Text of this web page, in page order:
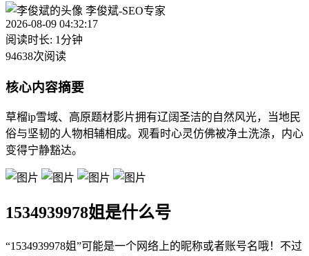
李俊斌-SEO专家
2026-08-09 04:32:17
阅读时长: 1分钟
94638次阅读
核心内容摘要
草榴ip雪域、高原题材影片拥有辽阔圣洁的自然风光，当地民
俗与坚韧的人物相辅相成。观看时心灵仿佛被净土洗涤，内心
变得宁静豁达。
1534939978姐是什么号
“1534939978姐”可能是一个网络上的昵称或者账号名哦！不过